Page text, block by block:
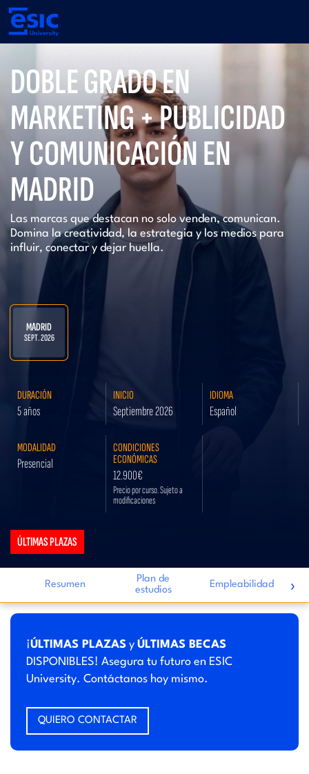
Pasar
contenido
navigation
DOBLE GRADO EN
MARKETING + PUBLICIDAD
Y COMUNICACIÓN EN
MADRID
Las marcas que destacan no solo venden, comunican.
Domina la creatividad, la estrategia y los medios para
influir, conectar y dejar huella.
MADRID
SEPT. 2026
DURACIÓN
5 años
INICIO
Septiembre 2026
IDIOMA
Español
MODALIDAD
Presencial
CONDICIONES
ECONÓMICAS
12.900€
Precio por curso. Sujeto a
modificaciones
ÚLTIMAS PLAZAS
Resumen
Plan de
estudios
Empleabilidad ›
¡ÚLTIMAS PLAZAS y ÚLTIMAS BECAS
DISPONIBLES! Asegura tu futuro en ESIC
University. Contáctanos hoy mismo.
QUIERO CONTACTAR